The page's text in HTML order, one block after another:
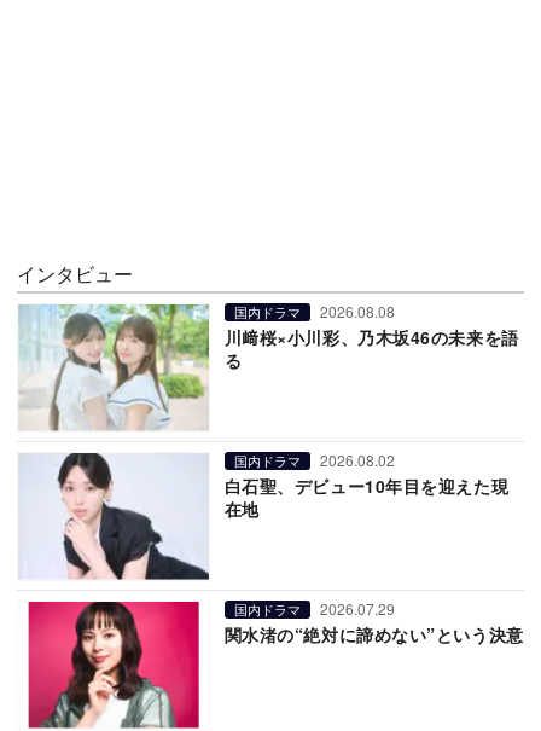
インタビュー
国内ドラマ 2026.08.08
川﨑桜×小川彩、乃木坂46の未来を語
る
国内ドラマ 2026.08.02
白石聖、デビュー10年目を迎えた現
在地
国内ドラマ 2026.07.29
関水渚の“絶対に諦めない”という決意